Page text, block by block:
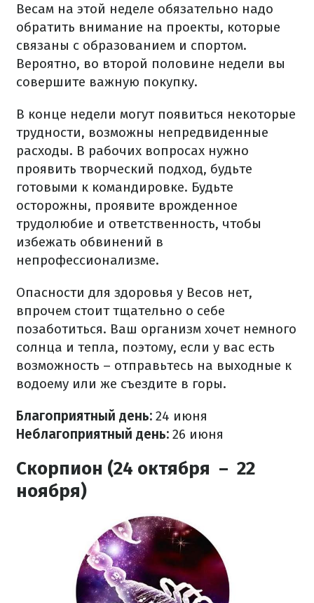
Весам на этой неделе обязательно надо
обратить внимание на проекты, которые
связаны с образованием и спортом.
Вероятно, во второй половине недели вы
совершите важную покупку.
В конце недели могут появиться некоторые
трудности, возможны непредвиденные
расходы. В рабочих вопросах нужно
проявить творческий подход, будьте
готовыми к командировке. Будьте
осторожны, проявите врожденное
трудолюбие и ответственность, чтобы
избежать обвинений в
непрофессионализме.
Опасности для здоровья у Весов нет,
впрочем стоит тщательно о себе
позаботиться. Ваш организм хочет немного
солнца и тепла, поэтому, если у вас есть
возможность – отправьтесь на выходные к
водоему или же съездите в горы.
Благоприятный день: 24 июня
Неблагоприятный день: 26 июня
Скорпион (24 октября – 22
ноября)